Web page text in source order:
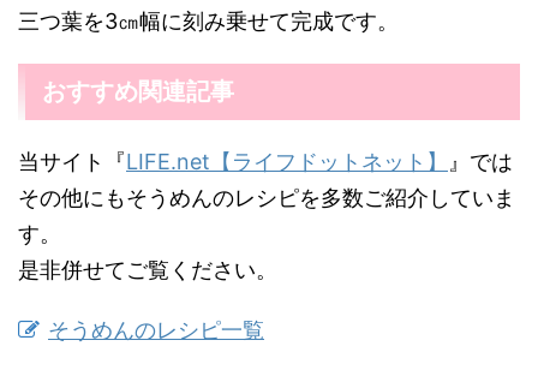
三つ葉を3㎝幅に刻み乗せて完成です。
おすすめ関連記事
当サイト『LIFE.net【ライフドットネット】
』では
その他にもそうめんのレシピを多数ご紹介していま
す。
是非併せてご覧ください。
そうめんのレシピ一覧